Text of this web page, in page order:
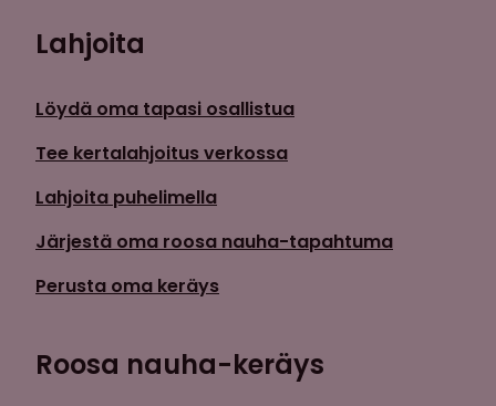
Lahjoita
Löydä oma tapasi osallistua
Tee kertalahjoitus verkossa
Lahjoita puhelimella
Järjestä oma roosa nauha-tapahtuma
Perusta oma keräys
Roosa nauha-keräys